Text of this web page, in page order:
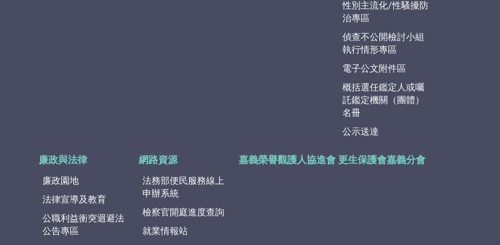
性別主流化/性騷擾防
治專區
偵查不公開檢討小組
執行情形專區
電子公文附件區
概括選任鑑定人或囑
託鑑定機關（團體）
名冊
公示送達
廉政與法律
廉政園地
法律宣導及教育
公職利益衝突迴避法
公告專區
網路資源
法務部便民服務線上
申辦系統
檢察官開庭進度查詢
就業情報站
嘉義榮譽觀護人協進會 更生保護會嘉義分會